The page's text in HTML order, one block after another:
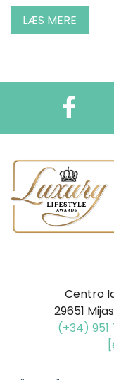
LÆS MERE
Centro
29651
(+34)